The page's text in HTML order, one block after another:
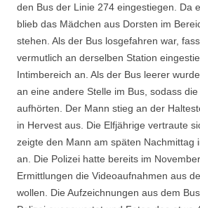
den Bus der Linie 274 eingestiegen. Da
blieb das Mädchen aus Dorsten im
stehen. Als der Bus losgefahren war,
vermutlich an derselben Station
Intimbereich an. Als der Bus leerer
an eine andere Stelle im Bus, sodass
aufhörten. Der Mann stieg an der
in Hervest aus. Die Elfjährige vertraute
zeigte den Mann am späten Nachmittag
an. Die Polizei hatte bereits im
Ermittlungen die Videoaufnahmen aus
wollen. Die Aufzeichnungen aus dem